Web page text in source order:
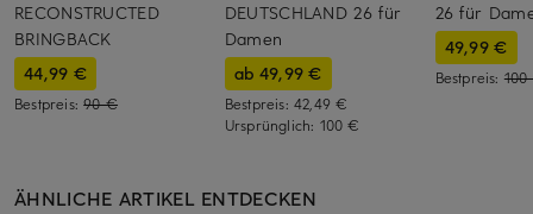
RECONSTRUCTED
BRINGBACK
44,99 €
Bestpreis:90 €
DEUTSCHLAND 26 für
Damen
ab 49,99 €
Bestpreis: 42,49 €
Ursprünglich: 100 €
26 für
49,99 €
Bestpreis:
ÄHNLICHE ARTIKEL ENTDECKEN